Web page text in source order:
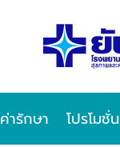
ค่ารักษา โปรโม